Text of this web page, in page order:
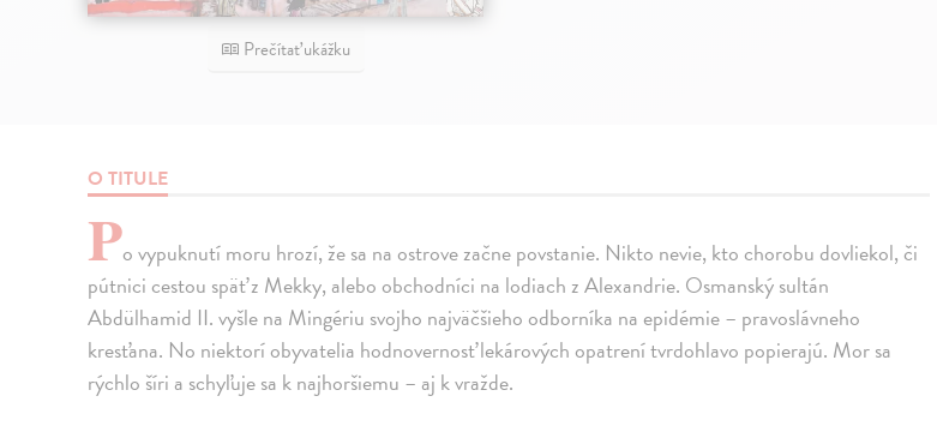
Prečítať ukážku
O TITULE
Po vypuknutí moru hrozí, že sa na ostrove začne povstanie. Nikto nevie, kto chorobu dovliekol, či
pútnici cestou späť z Mekky, alebo obchodníci na lodiach z Alexandrie. Osmanský sultán
Abdülhamid II. vyšle na Mingériu svojho najväčšieho odborníka na epidémie – pravoslávneho
kresťana. No niektorí obyvatelia hodnovernosť lekárových opatrení tvrdohlavo popierajú. Mor sa
rýchlo šíri a schyľuje sa k najhoršiemu – aj k vražde.